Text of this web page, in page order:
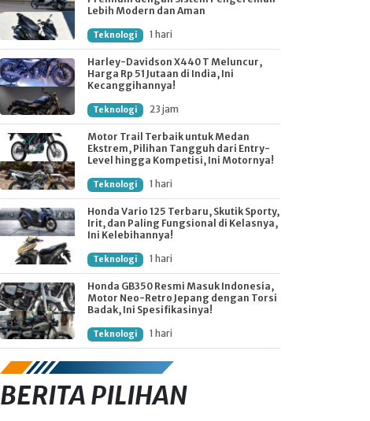
Lebih Modern dan Aman
Teknologi 1 hari
Harley-Davidson X440 T Meluncur,
Harga Rp 51 Jutaan di India, Ini
Kecanggihannya!
Teknologi 23 jam
Motor Trail Terbaik untuk Medan
Ekstrem, Pilihan Tangguh dari Entry-
Level hingga Kompetisi, Ini Motornya!
Teknologi 1 hari
Honda Vario 125 Terbaru, Skutik Sporty,
Irit, dan Paling Fungsional di Kelasnya,
Ini Kelebihannya!
Teknologi 1 hari
Honda GB350 Resmi Masuk Indonesia,
Motor Neo-Retro Jepang dengan Torsi
Badak, Ini Spesifikasinya!
Teknologi 1 hari
BERITA PILIHAN